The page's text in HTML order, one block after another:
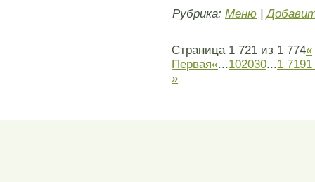
Рубрика: Меню |
Страница 1 721 из 1 774«
Первая«...102030...1 7191
»